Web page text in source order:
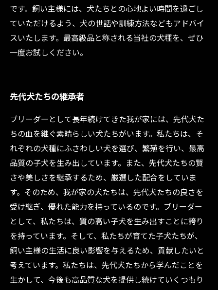
です。飼い主様には、犬たちとの心地よい時間を過ごし
ていただけるよう、犬の世話や訓練方法などもアドバイ
スいたします。最高級品と称される当社の犬種を、ぜひ
一度お試しください。
先代犬たちの継承者
ブリーダーとして長年続けてきた我が家には、先代犬た
ちの血を継ぐ素晴らしい犬たちがいます。私たちは、そ
れぞれの犬種にふさわしい犬を選び、繁殖を行い、最高
品質の子犬を生み出しています。また、先代犬たちの賢
さや美しさを継承するため、厳選した配合をしていま
す。そのため、我が家の犬たちは、先代犬たちの良さを
受け継ぎ、優れた能力を持っているのです。ブリーダー
として、私たちは、質の高い子犬を生み出すことに誇り
を持っています。そして、私たちが育てた子犬たちが、
飼い主様の生活に良い影響を与えるため、貢献したいと
考えています。私たちは、先代犬たちから学んだことを
生かして、今後も高品質な犬を提供し続けていくつもり